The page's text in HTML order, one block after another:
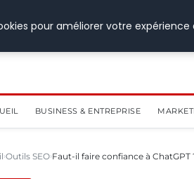
BUSINESS & ENTREPRISE
Outils SEO Faut-il faire confiance à ChatGPT
pour améliorer votre